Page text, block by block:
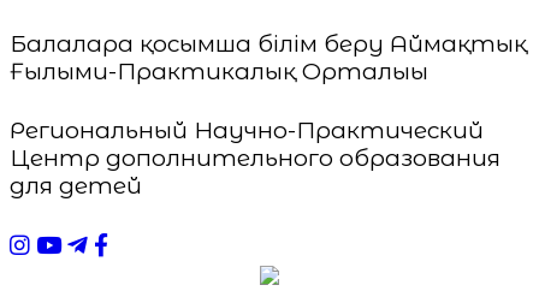
Балаларға қосымша білім беру Аймақтық
Ғылыми-Практикалық Орталығы
Региональный Научно-Практический
Центр дополнительного образования
для детей